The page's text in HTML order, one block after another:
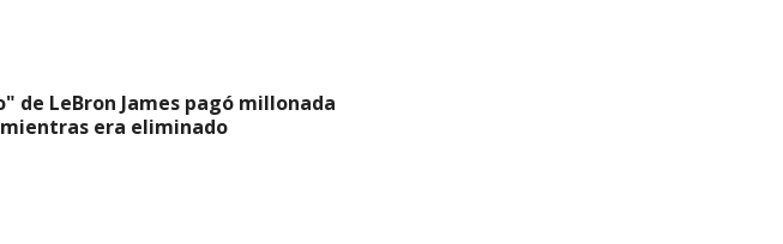
de LeBron James pagó millonada
era eliminado